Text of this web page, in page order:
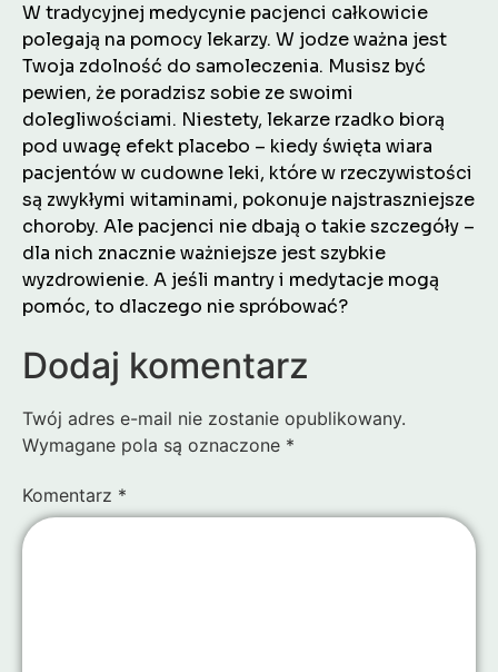
W tradycyjnej medycynie pacjenci całkowicie
polegają na pomocy lekarzy. W jodze ważna jest
Twoja zdolność do samoleczenia. Musisz być
pewien, że poradzisz sobie ze swoimi
dolegliwościami. Niestety, lekarze rzadko biorą
pod uwagę efekt placebo – kiedy święta wiara
pacjentów w cudowne leki, które w rzeczywistości
są zwykłymi witaminami, pokonuje najstraszniejsze
choroby. Ale pacjenci nie dbają o takie szczegóły –
dla nich znacznie ważniejsze jest szybkie
wyzdrowienie. A jeśli mantry i medytacje mogą
pomóc, to dlaczego nie spróbować?
Dodaj komentarz
Twój adres e-mail nie zostanie opublikowany.
Wymagane pola są oznaczone *
Komentarz *